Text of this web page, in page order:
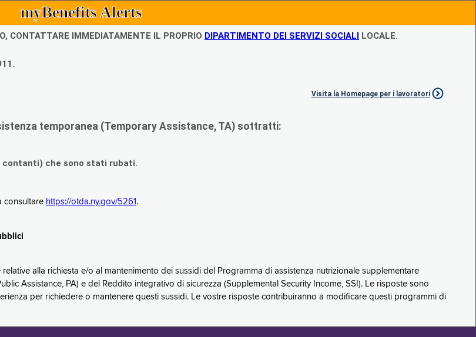
myBenefits Alerts
CONTATTARE IMMEDIATAMENTE IL PROPRIO DIPARTIMENTO DEI SERVIZI SOCIALI LOCALE.
Visita la Homepage per i lavoratori
temporanea (Temporary Assistance, TA) sottratti:
contanti) che sono stati rubati.
consultare https://otda.ny.gov/5261 .
alla richiesta e/o al mantenimento dei sussidi del Programma di assistenza nutrizionale supplementare
Assistance, PA) e del Reddito integrativo di sicurezza (Supplemental Security Income, SSI). Le risposte sono
per richiedere o mantenere questi sussidi. Le vostre risposte contribuiranno a modificare questi programmi di